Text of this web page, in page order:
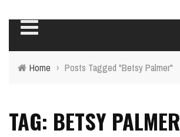
Home › Posts Tagged "Betsy Palmer"
TAG: BETSY PALMER